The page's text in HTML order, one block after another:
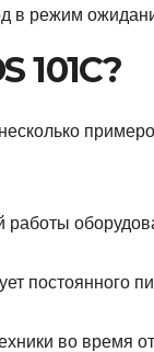
в режим
101C?
работы
постоянного
во время